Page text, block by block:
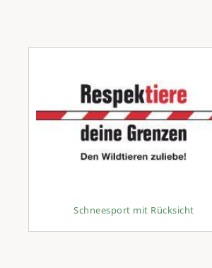
Schneesport mit Rücksicht